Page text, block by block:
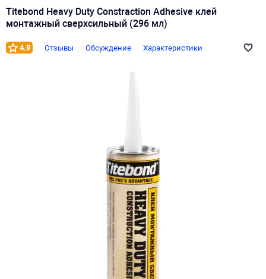
Titebond Heavy Duty Constraction Adhesive клей
монтажный сверхсильный (296 мл)
4.9 Отзывы Обсуждение Характеристики